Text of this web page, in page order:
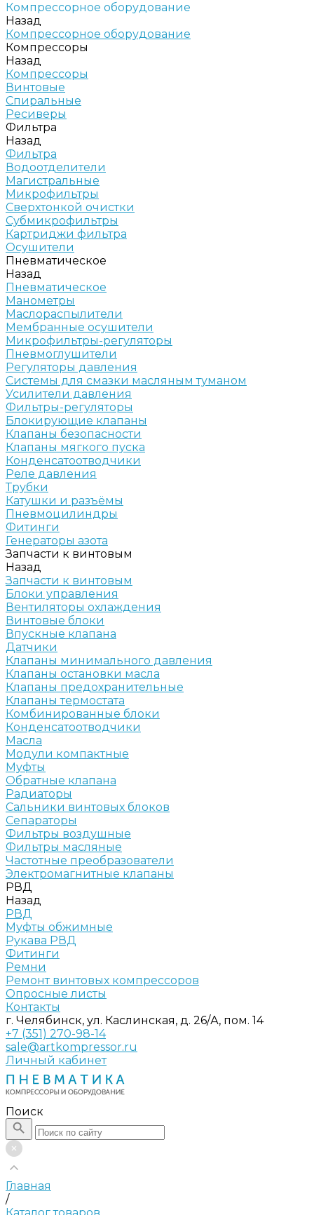
Компрессорное оборудование
Назад
Компрессорное оборудование
Компрессоры
Назад
Компрессоры
Винтовые
Спиральные
Ресиверы
Фильтра
Назад
Фильтра
Водоотделители
Магистральные
Микрофильтры
Сверхтонкой очистки
Субмикрофильтры
Картриджи фильтра
Осушители
Пневматическое
Назад
Пневматическое
Манометры
Маслораспылители
Мембранные осушители
Микрофильтры-регуляторы
Пневмоглушители
Регуляторы давления
Системы для смазки масляным туманом
Усилители давления
Фильтры-регуляторы
Блокирующие клапаны
Клапаны безопасности
Клапаны мягкого пуска
Конденсатоотводчики
Реле давления
Трубки
Катушки и разъёмы
Пневмоцилиндры
Фитинги
Генераторы азота
Запчасти к винтовым
Назад
Запчасти к винтовым
Блоки управления
Вентиляторы охлаждения
Винтовые блоки
Впускные клапана
Датчики
Клапаны минимального давления
Клапаны остановки масла
Клапаны предохранительные
Клапаны термостата
Комбинированные блоки
Конденсатоотводчики
Масла
Модули компактные
Муфты
Обратные клапана
Радиаторы
Сальники винтовых блоков
Сепараторы
Фильтры воздушные
Фильтры масляные
Частотные преобразователи
Электромагнитные клапаны
РВД
Назад
РВД
Муфты обжимные
Рукава РВД
Фитинги
Ремни
Ремонт винтовых компрессоров
Опросные листы
Контакты
г. Челябинск, ул. Каслинская, д. 26/А, пом. 14
+7 (351) 270-98-14
sale@artkompressor.ru
Личный кабинет
Поиск
Главная
/